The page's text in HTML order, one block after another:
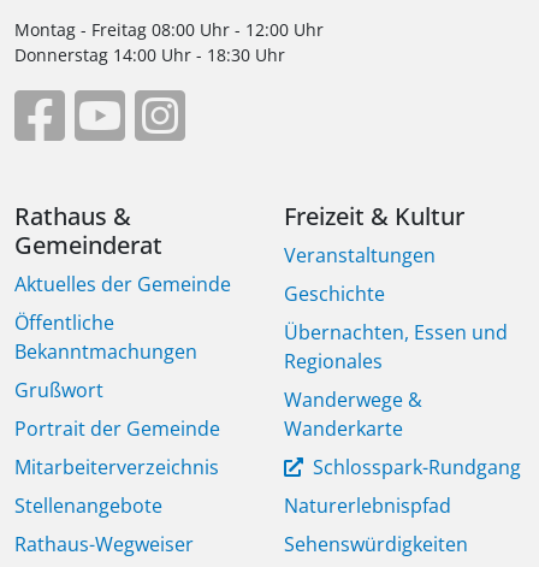
Montag - Freitag 08:00 Uhr - 12:00 Uhr
Donnerstag 14:00 Uhr - 18:30 Uhr
Rathaus &
Gemeinderat
Aktuelles der Gemeinde
Öffentliche
Bekanntmachungen
Grußwort
Portrait der Gemeinde
Mitarbeiterverzeichnis
Stellenangebote
Rathaus-Wegweiser
Freizeit & Kultur
Veranstaltungen
Geschichte
Übernachten, Essen und
Regionales
Wanderwege &
Wanderkarte
Schlosspark-Rundgang
Naturerlebnispfad
Sehenswürdigkeiten